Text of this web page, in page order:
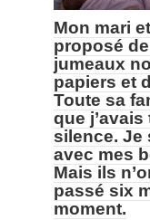
Mon mari
proposé
jumeaux
papiers et
Toute sa
que
silence. Je
avec mes
Mais ils
passé six
moment.